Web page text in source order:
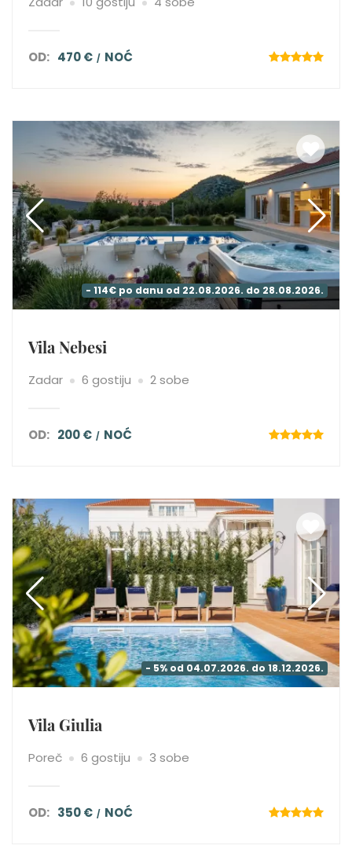
OD: 470 € NOĆ
- 114€ po danu od 22.08.2026. do 28.08.2026.
Vila Nebesi
Zadar 6 gostiju 2 sobe
OD: 200 € NOĆ
- 5% od 04.07.2026. do 18.12.2026.
Vila Giulia
Poreč 6 gostiju 3 sobe
OD: 350 € NOĆ